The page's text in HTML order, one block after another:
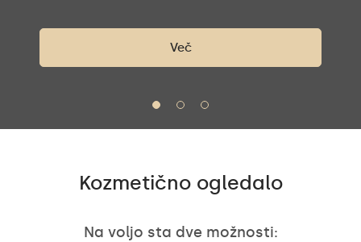
Več
Kozmetično ogledalo
Na voljo sta dve možnosti: